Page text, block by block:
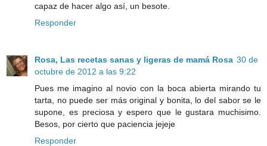
capaz de hacer algo así, un besote.
Responder
Rosa, Las recetas sanas y ligeras de mamá Rosa 30 de
octubre de 2012 a las 9:22
Pues me imagino al novio con la boca abierta mirando tu
tarta, no puede ser más original y bonita, lo del sabor se le
supone, es preciosa y espero que le gustara muchisimo.
Besos, por cierto que paciencia jejeje
Responder